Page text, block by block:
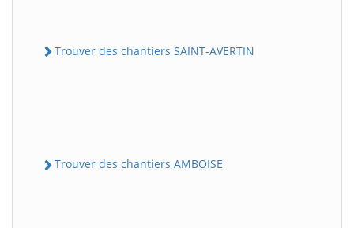
Trouver des chantiers SAINT-AVERTIN
Trouver des chantiers AMBOISE